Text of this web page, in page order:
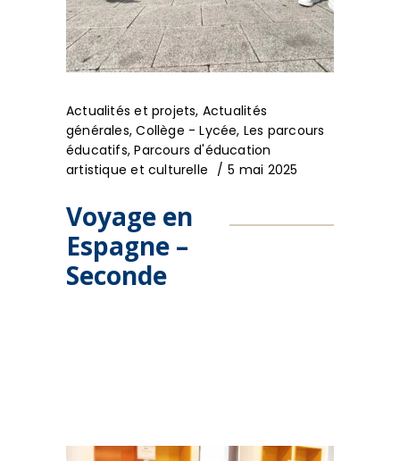
Actualités et projets, Actualités
générales,Collège - Lycée, Les parcours
éducatifs,Parcours d'éducation
artistique et culturelle
5 mai 2025
Voyage en
Espagne –
Seconde